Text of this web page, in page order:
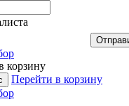
корзину
Перейти в корзину